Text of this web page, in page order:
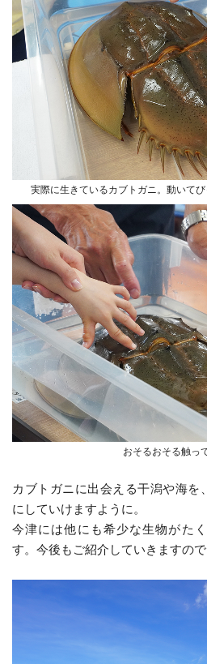
実際に生きているカブトガニ。動いて
おそるおそる触っ
カブトガニに出会える干潟や海を
にしていけますように。
今津には他にも希少な生物がた
す。今後もご紹介していきますの